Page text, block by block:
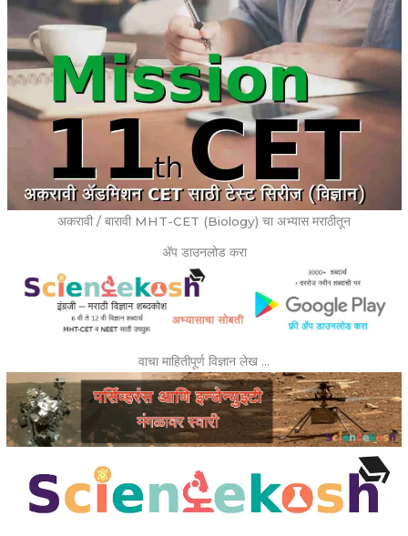
अकरावी / बारावी MHT-CET (Biology) चा अभ्यास मराठीतून
ॲप डाउनलोड करा
वाचा माहितीपूर्ण विज्ञान लेख …